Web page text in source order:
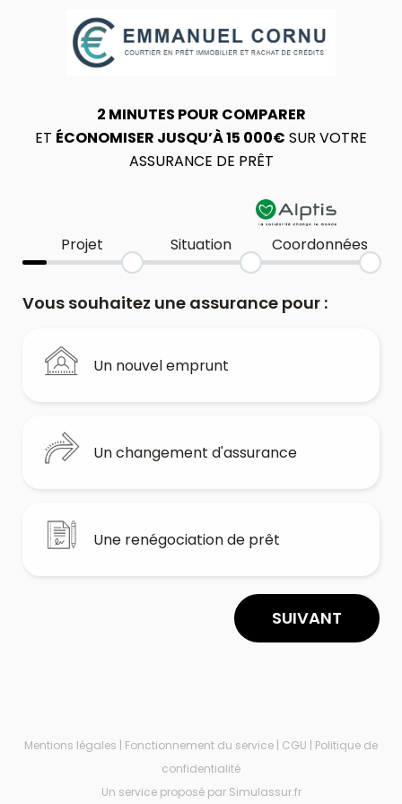
2 MINUTES POUR COMPARER
ET ÉCONOMISER JUSQU’À 15 000€ SUR VOTRE
ASSURANCE DE PRÊT
Projet Situation Coordonnées
Vous souhaitez une assurance pour :
Un nouvel emprunt
Un changement d'assurance
Une renégociation de prêt
SUIVANT
Mentions légales | Fonctionnement du service | CGU | Politique de
confidentialité
Un service proposé par Simulassur.fr